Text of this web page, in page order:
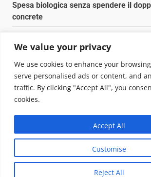
We value your privacy
We use cookies to enhance your
serve personalised ads or content, and
traffic. By clicking "Accept All", you
cookies.
Customise
Reject All
Accept All
Spesa biologica senza spendere il
concrete
Pulizia naturale della casa: 3 ingredienti
sostituiscono 10 prodotti chimici
Copyright © 2025 Biopianeta.it
Questo blog non è una testata
viene aggiornato senza alcuna
pertanto considerarsi un prodotto
della legge n. 62 del 07.03.2001|
themes.